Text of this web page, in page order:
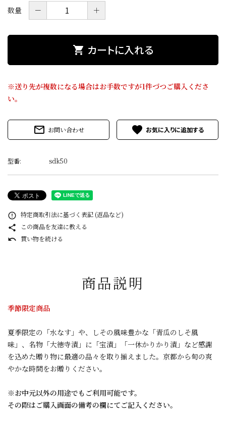
価格から探す
目的から探す
お電話でのご注文
FAXでのご注文
0120-075-492
meeting_room ログイン person
数量 － ＋
shopping_cart カートに入れる
※送り先が複数になる場合はお手数ですが1件づつご購入くださ
い。
mail_outline お問い合わせ favorite
型番: sdk50
error_outline 特定商取引法に基づく表記 (返品など)
share この商品を友達に教える
undo 買い物を続ける
商品説明
季節限定商品
夏季限定の「水なす」や、しその風味豊かな「青瓜のしそ風
味」、名物「大徳寺漬」に「宝漬」「一休かりかり漬」など感謝
を込めた贈り物に最適の品々を取り揃えました。京都から旬の爽
やかな時間をお贈りください。
※お中元以外の用途でもご利用可能です。
その際はご購入画面の備考の欄にてご記入ください。